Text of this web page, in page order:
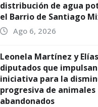
distribución de agua
el Barrio de Santiago
Ago 6, 2026
Leonela Martínez y
diputados que impulsan
iniciativa para la
progresiva de animales
abandonados